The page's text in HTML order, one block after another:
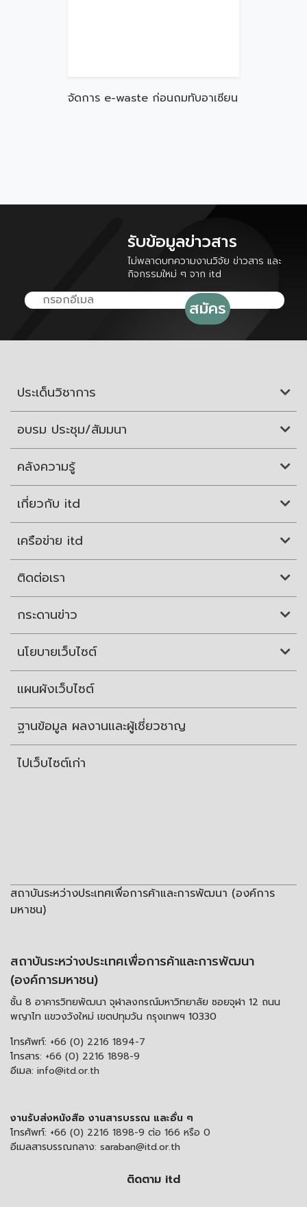
จัดการ e-waste ก่อนถมทับอาเซียน
รับข้อมูลข่าวสาร
ไม่พลาดบทความงานวิจัย ข่าวสาร และ
กิจกรรมใหม่ ๆ จาก itd
ประเด็นวิชาการ
อบรม ประชุม/สัมมนา
คลังความรู้
เกี่ยวกับ itd
เครือข่าย itd
ติดต่อเรา
กระดานข่าว
นโยบายเว็บไซต์
แผนผังเว็บไซต์
ฐานข้อมูล ผลงานและผู้เชี่ยวชาญ
ไปเว็บไซต์เก่า
สถาบันระหว่างประเทศเพื่อการค้าและการพัฒนา (องค์การ
มหาชน)
สถาบันระหว่างประเทศเพื่อการค้าและการพัฒนา
(องค์การมหาชน)
ชั้น 8 อาคารวิทยพัฒนา จุฬาลงกรณ์มหาวิทยาลัย ซอยจุฬา 12 ถนน
พญาไท แขวงวังใหม่ เขตปทุมวัน กรุงเทพฯ 10330
โทรศัพท์: +66 (0) 2216 1894-7
โทรสาร: +66 (0) 2216 1898-9
อีเมล: info@itd.or.th
งานรับส่งหนังสือ งานสารบรรณ และอื่น ๆ
โทรศัพท์: +66 (0) 2216 1898-9 ต่อ 166 หรือ 0
อีเมลสารบรรณกลาง: saraban@itd.or.th
ติดตาม itd